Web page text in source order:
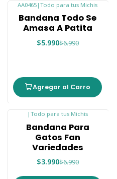
AA0465 |Todo para tus Michis
Bandana Todo Se
Amasa A Patita
$5.990$6.990
Agregar al Carro
|Todo para tus Michis
Bandana Para
Gatos Fan
Variedades
$3.990$6.990